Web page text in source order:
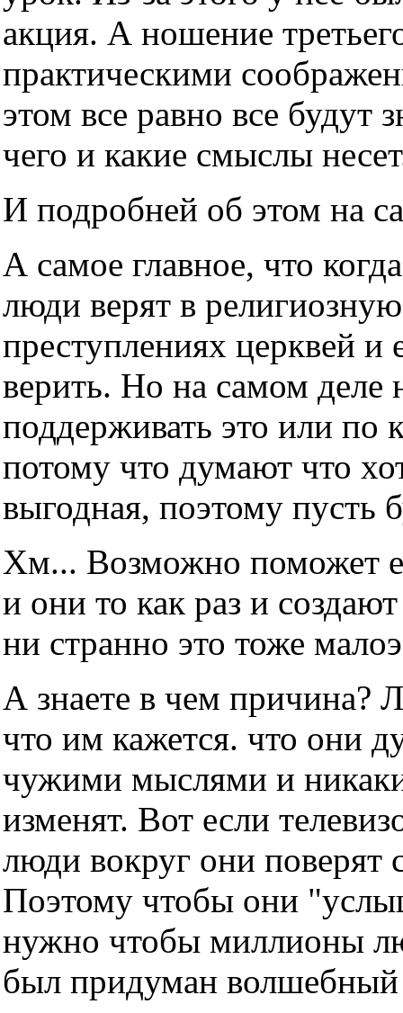
акция. А ношение
практическими
этом все равно все будут
чего и какие смыслы
И подробней об этом на
А самое главное, что
люди верят в
преступлениях церквей и
верить. Но на самом деле
поддерживать это или по
потому что думают что
выгодная, поэтому пусть
Хм... Возможно поможет
и они то как раз и
ни странно это тоже
А знаете в чем причина?
что им кажется. что они
чужими мыслями и
изменят. Вот если
люди вокруг они поверят
Поэтому чтобы они
нужно чтобы миллионы
был придуман волшебный